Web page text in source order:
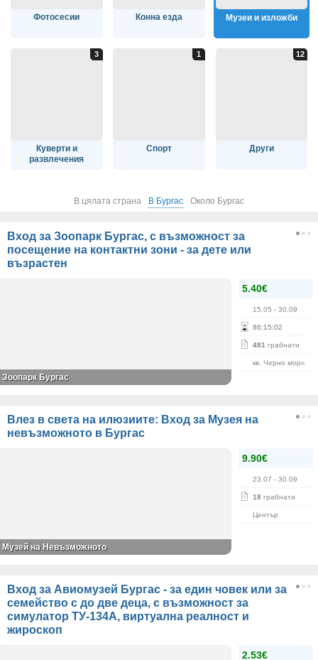
Фотосесии Конна езда Музеи и изложби
Куверти и
развлечения
Спорт Други
В цялата страна В Бургас Около Бургас
Вход за Зоопарк Бургас, с възможност за
посещение на контактни зони - за дете или
възрастен
5.40€
15.05 - 30.09
86:15:02
481 грабнати
кв. Черно море
Зоопарк Бургас
Влез в света на илюзиите: Вход за Музея на
невъзможното в Бургас
9.90€
23.07 - 30.09
18 грабнати
Център
Музей на Невъзможното
Вход за Авиомузей Бургас - за един човек или за
семейство с до две деца, с възможност за
симулатор ТУ-134А, виртуална реалност и
жироскоп
2.53€